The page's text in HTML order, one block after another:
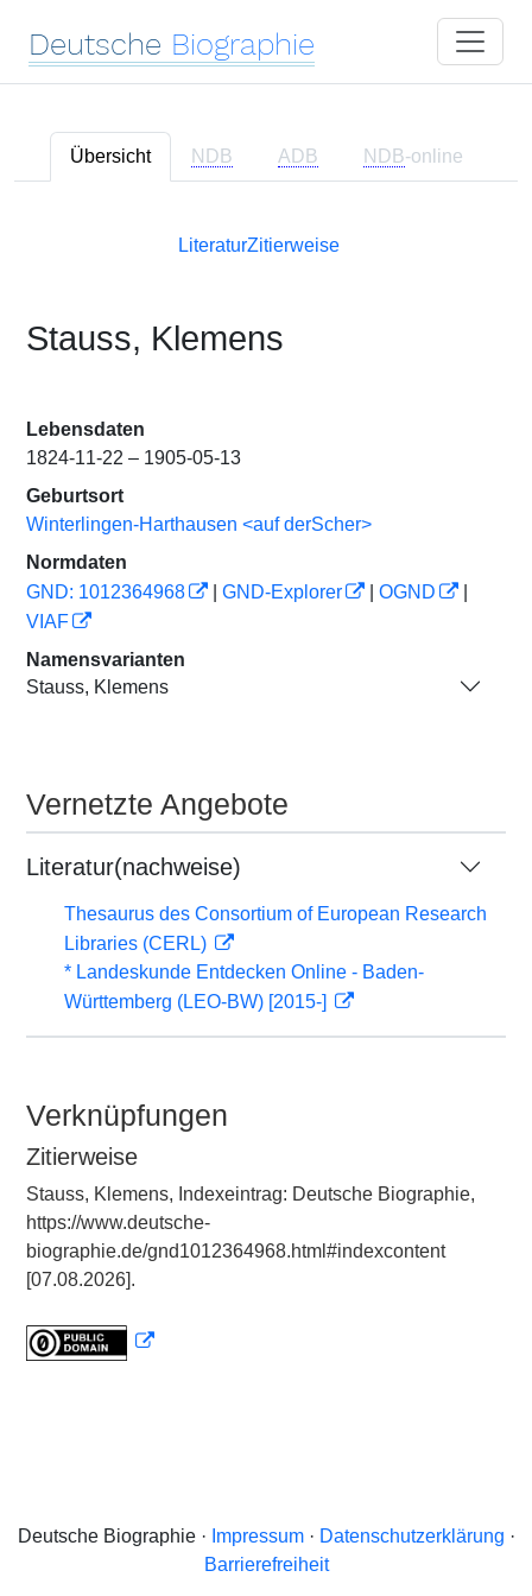
Deutsche Biographie
Übersicht NDB ADB NDB-online
LiteraturZitierweise
Stauss, Klemens
Lebensdaten
1824-11-22 – 1905-05-13
Geburtsort
Winterlingen-Harthausen <auf derScher>
Normdaten
GND: 1012364968
GND-Explorer OGND
VIAF
Namensvarianten
Stauss, Klemens
Vernetzte Angebote
Literatur(nachweise)
Thesaurus des Consortium of European Research
Libraries (CERL)
* Landeskunde Entdecken Online - Baden-
Württemberg (LEO-BW) [2015-]
Verknüpfungen
Zitierweise
Stauss, Klemens, Indexeintrag: Deutsche Biographie,
https://www.deutsche-
biographie.de/gnd1012364968.html#indexcontent
[07.08.2026].
Deutsche Biographie · Impressum· Datenschutzerklärung ·
Barrierefreiheit